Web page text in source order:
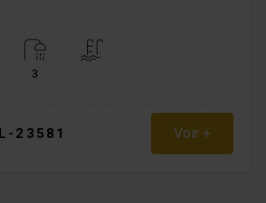
3
23581 Voir +